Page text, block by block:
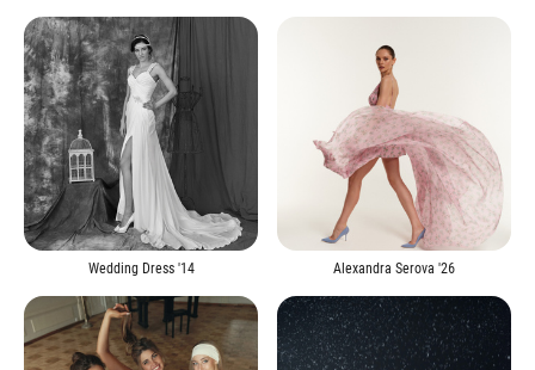
Wedding Dress '14 Alexandra Serova '26